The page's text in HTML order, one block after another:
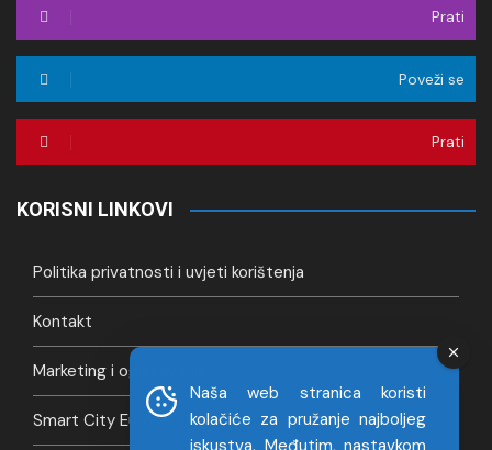
Prati
Poveži se
Prati
KORISNI LINKOVI
Politika privatnosti i uvjeti korištenja
Kontakt
Marketing i oglašavanje
Smart City Europa
Naša web stranica koristi
kolačiće za pružanje najboljeg
iskustva. Međutim, nastavkom